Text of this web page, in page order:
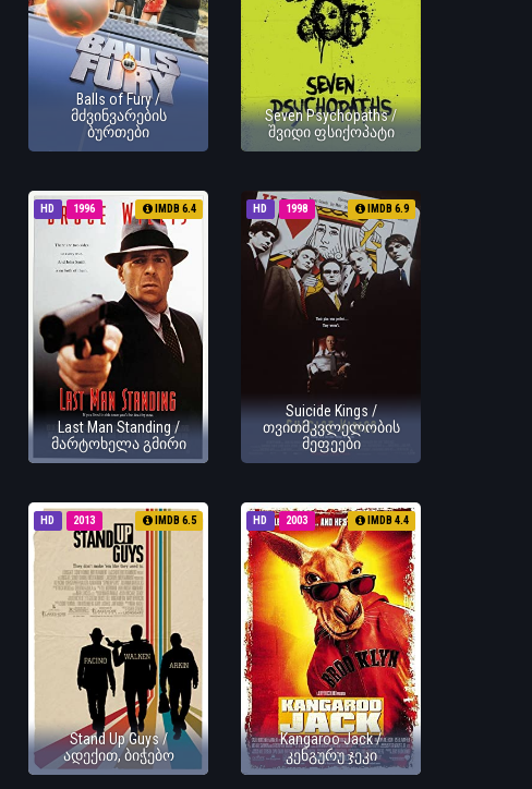
Balls of Fury /
მძვინვარების
ბურთები
Seven Psychopaths /
შვიდი ფსიქოპატი
HD 1996 IMDB 6.4
Last Man Standing /
მარტოხელა გმირი
HD 1998 IMDB 6.9
Suicide Kings /
თვითმკვლელობის
მეფეები
HD 2013 IMDB 6.5
Stand Up Guys /
ადექით, ბიჭებო
HD 2003 IMDB 4.4
Kangaroo Jack /
კენგურუ ჯეკი